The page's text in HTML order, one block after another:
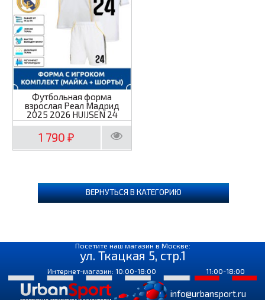
Футбольная форма
взрослая Реал Мадрид
2025 2026 HUIJSEN 24
1 790₽
ВЕРНУТЬСЯ В КАТЕГОРИЮ
Посетите наш магазин в Москве:
ул. Ткацкая 5, стр.1
Интернет-магазин: 10:00-18:00 11:00-18:00
info@urbansport.ru